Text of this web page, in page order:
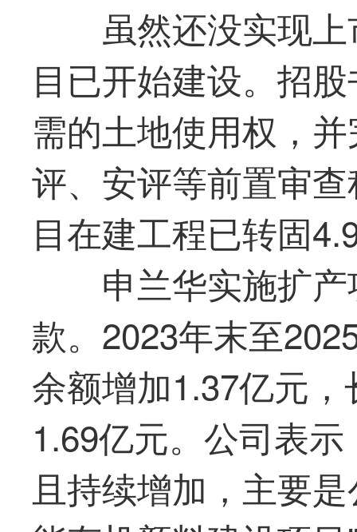
虽然还没实现
目已开始建设。招
需的土地使用权，
评、安评等前置审
目在建工程已转固
申兰华实施扩
款。2023年末至
余额增加1.37亿元
1.69亿元。公司表
且持续增加，主要